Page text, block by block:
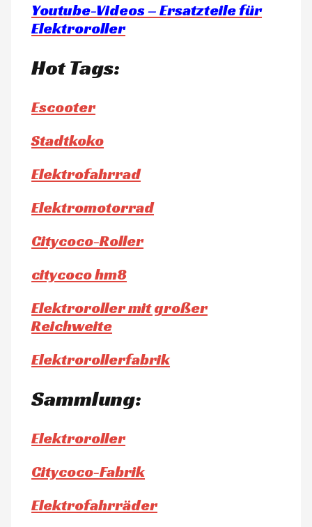
Youtube-Videos – Ersatzteile für
Elektroroller
Hot Tags:
Escooter
Stadtkoko
Elektrofahrrad
Elektromotorrad
Citycoco-Roller
citycoco hm8
Elektroroller mit großer
Reichweite
Elektrorollerfabrik
Sammlung:
Elektroroller
Citycoco-Fabrik
Elektrofahrräder